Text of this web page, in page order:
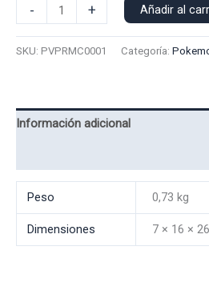
-
Manga
cantidad
+ Añadir al
SKU: PVPRMC0001 Categoría:
Información adicional
Peso 0,73 kg
Dimensiones 7 × 16 ×